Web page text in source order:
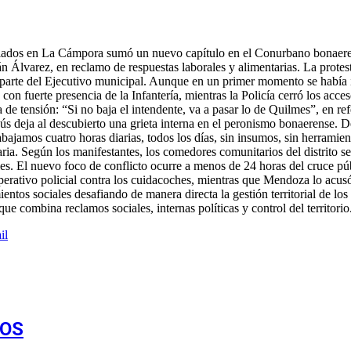
en La Cámpora sumó un nuevo capítulo en el Conurbano
en reclamo de respuestas laborales y alimentarias. La
del Ejecutivo municipal. Aunque en un primer momento se
fuerte presencia de la Infantería, mientras la Policía cerró los
tensión: “Si no baja el intendente, va a pasar lo de Quilmes”, en
deja al descubierto una grieta interna en el peronismo
cuatro horas diarias, todos los días, sin insumos, sin
Según los manifestantes, los comedores comunitarios del distrito
El nuevo foco de conflicto ocurre a menos de 24 horas del cruce
policial contra los cuidacoches, mientras que Mendoza lo
sociales desafiando de manera directa la gestión territorial de
combina reclamos sociales, internas políticas y control del